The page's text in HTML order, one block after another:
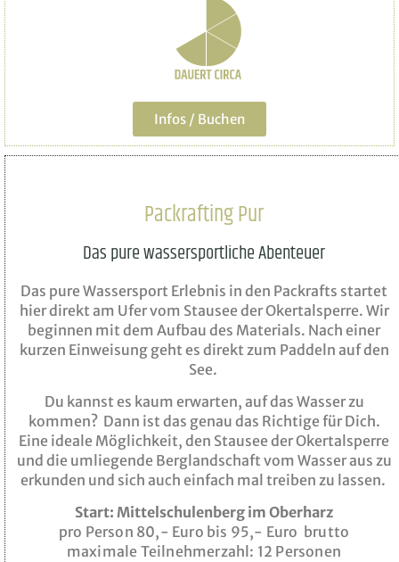
Infos / Buchen
Packrafting Pur
Das pure wassersportliche Abenteuer
Das pure Wassersport Erlebnis in den Packrafts startet
hier direkt am Ufer vom Stausee der Okertalsperre. Wir
beginnen mit dem Aufbau des Materials. Nach einer
kurzen Einweisung geht es direkt zum Paddeln auf den
See.
Du kannst es kaum erwarten, auf das Wasser zu
kommen? Dann ist das genau das Richtige für Dich.
Eine ideale Möglichkeit, den Stausee der Okertalsperre
und die umliegende Berglandschaft vom Wasser aus zu
erkunden und sich auch einfach mal treiben zu lassen.
Start: Mittelschulenberg im Oberharz
pro Person 80,- Euro bis 95,- Euro brutto
maximale Teilnehmerzahl: 12 Personen